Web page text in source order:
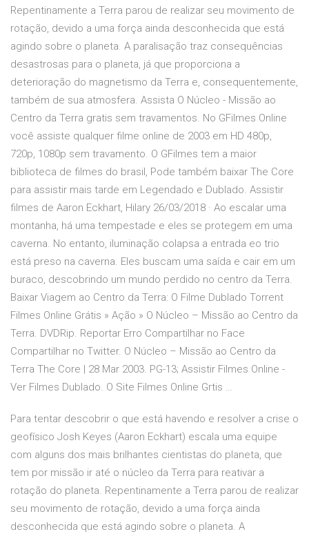
Repentinamente a Terra parou de realizar seu movimento de
rotação, devido a uma força ainda desconhecida que está
agindo sobre o planeta. A paralisação traz consequências
desastrosas para o planeta, já que proporciona a
deterioração do magnetismo da Terra e, consequentemente,
também de sua atmosfera. Assista O Núcleo - Missão ao
Centro da Terra gratis sem travamentos. No GFilmes Online
você assiste qualquer filme online de 2003 em HD 480p,
720p, 1080p sem travamento. O GFilmes tem a maior
biblioteca de filmes do brasil, Pode também baixar The Core
para assistir mais tarde em Legendado e Dublado. Assistir
filmes de Aaron Eckhart, Hilary 26/03/2018 · Ao escalar uma
montanha, há uma tempestade e eles se protegem em uma
caverna. No entanto, iluminação colapsa a entrada eo trio
está preso na caverna. Eles buscam uma saída e cair em um
buraco, descobrindo um mundo perdido no centro da Terra.
Baixar Viagem ao Centro da Terra: O Filme Dublado Torrent
Filmes Online Grátis » Ação » O Núcleo – Missão ao Centro da
Terra. DVDRip. Reportar Erro Compartilhar no Face
Compartilhar no Twitter. O Núcleo – Missão ao Centro da
Terra The Core | 28 Mar 2003. PG-13; Assistir Filmes Online -
Ver Filmes Dublado. O Site Filmes Online Grtis …
Para tentar descobrir o que está havendo e resolver a crise o
geofísico Josh Keyes (Aaron Eckhart) escala uma equipe
com alguns dos mais brilhantes cientistas do planeta, que
tem por missão ir até o núcleo da Terra para reativar a
rotação do planeta. Repentinamente a Terra parou de realizar
seu movimento de rotação, devido a uma força ainda
desconhecida que está agindo sobre o planeta. A